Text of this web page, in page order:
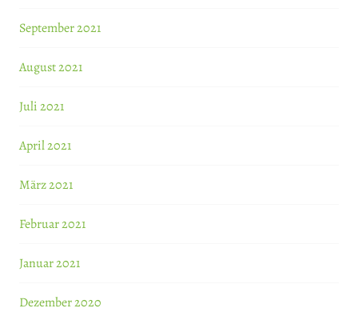
September 2021
August 2021
Juli 2021
April 2021
März 2021
Februar 2021
Januar 2021
Dezember 2020